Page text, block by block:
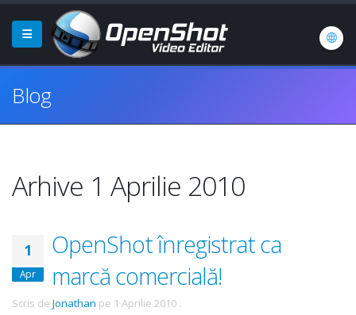
Blog
Arhive 1 Aprilie 2010
1
Apr
OpenShot înregistrat ca
marcă comercială!
Scris de Jonathan pe 1 Aprilie 2010 .